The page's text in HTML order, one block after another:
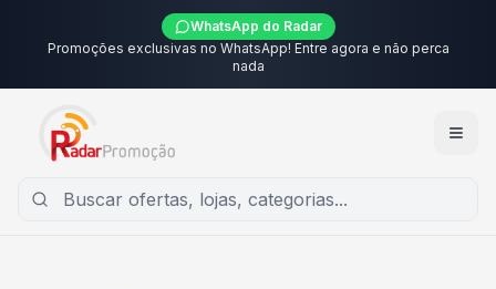
WhatsApp do Radar
Promoções exclusivas no WhatsApp! Entre agora e não perca
nada